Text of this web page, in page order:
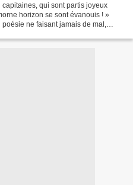
qui sont partis joyeux
horizon se sont évanouis ! »
ne faisant jamais de mal,